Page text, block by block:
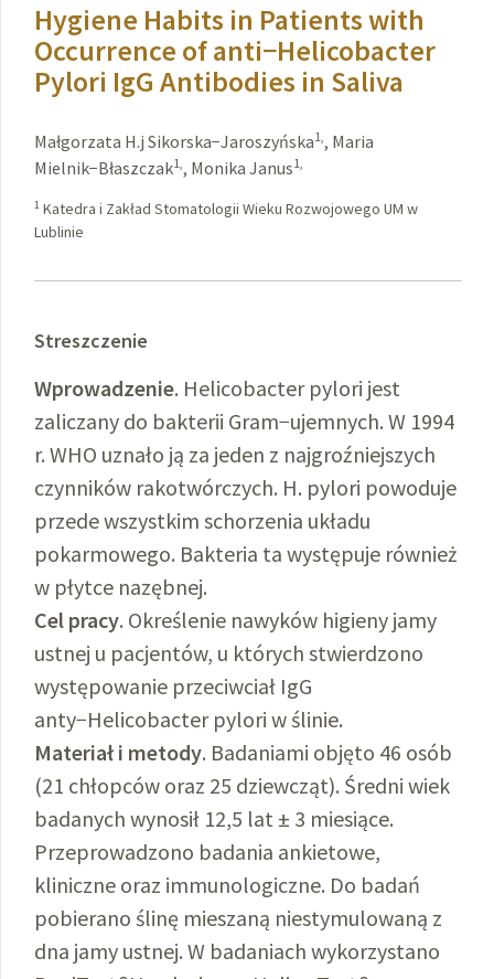
Hygiene Habits in Patients with
Occurrence of anti−Helicobacter
Pylori IgG Antibodies in Saliva
Małgorzata H.j Sikorska−Jaroszyńska1,, Maria
Mielnik−Błaszczak1,, Monika Janus1,
1 Katedra i Zakład Stomatologii Wieku Rozwojowego UM w
Lublinie
Streszczenie
Wprowadzenie. Helicobacter pylori jest
zaliczany do bakterii Gram−ujemnych. W 1994
r. WHO uznało ją za jeden z najgroźniejszych
czynników rakotwórczych. H. pylori powoduje
przede wszystkim schorzenia układu
pokarmowego. Bakteria ta występuje również
w płytce nazębnej.
Cel pracy. Określenie nawyków higieny jamy
ustnej u pacjentów, u których stwierdzono
występowanie przeciwciał IgG
anty−Helicobacter pylori w ślinie.
Materiał i metody. Badaniami objęto 46 osób
(21 chłopców oraz 25 dziewcząt). Średni wiek
badanych wynosił 12,5 lat ± 3 miesiące.
Przeprowadzono badania ankietowe,
kliniczne oraz immunologiczne. Do badań
pobierano ślinę mieszaną niestymulowaną z
dna jamy ustnej. W badaniach wykorzystano